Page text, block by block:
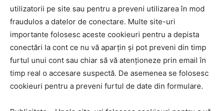
utilizatorii pe site sau pentru a preveni utilizarea în mod
fraudulos a datelor de conectare. Multe site-uri
importante folosesc aceste cookieuri pentru a depista
conectări la cont ce nu vă aparțin și pot preveni din timp
furtul unui cont sau chiar să vă atenționeze prin email în
timp real o accesare suspectă. De asemenea se folosesc
cookieuri pentru a preveni furtul de date din formulare.